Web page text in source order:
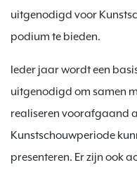
uitgenodigd voor
podium te bieden.
Ieder jaar wordt een
uitgenodigd om samen
realiseren voorafgaand
Kunstschouwperiode
presenteren. Er zijn ook